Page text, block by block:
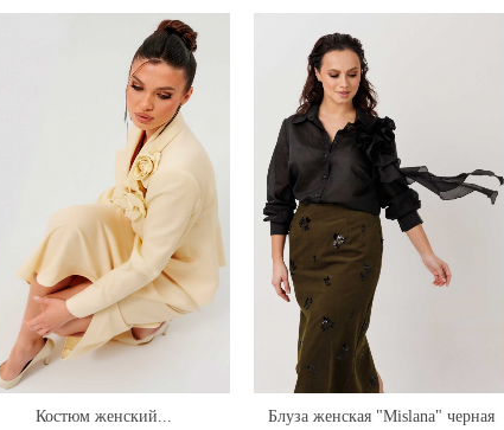
Костюм женский... Блуза женская "Mislana" черная